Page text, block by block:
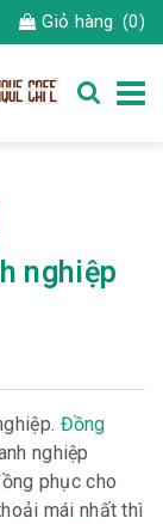
Giỏ hàng (0)
nghiệp
Đồng
nghiệp
phục cho
mái nhất thì